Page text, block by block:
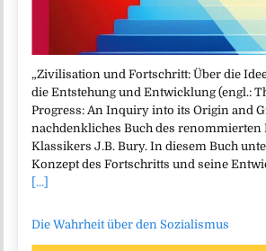
„Zivilisation und Fortschritt: Über die
die Entstehung und Entwicklung (engl.:
Progress: An Inquiry into its Origin and
nachdenkliches Buch des
Klassikers J.B. Bury. In diesem Buch
Konzept des Fortschritts und seine
[...]
Die Wahrheit über den Sozialismus